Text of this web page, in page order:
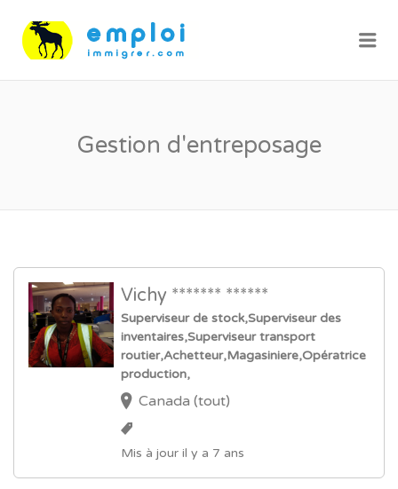
Gestion d'entreposage
Vichy ******* ******
Superviseur de stock,Superviseur des
inventaires,Superviseur transport
routier,Achetteur,Magasiniere,Opératrice
production,
Canada (tout)
Mis à jour il y a 7 ans